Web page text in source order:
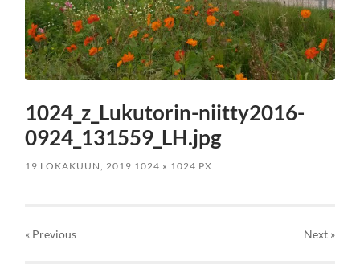
1024_z_Lukutorin-niitty2016-
0924_131559_LH.jpg
19 LOKAKUUN, 2019 1024x 1024 PX
« Previous Next»